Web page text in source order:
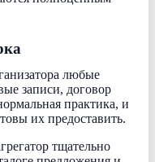
любые
записи, договор
практика, и
их предоставить.
тщательно